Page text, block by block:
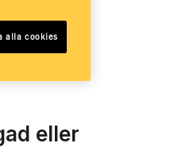
eller
alla cookies